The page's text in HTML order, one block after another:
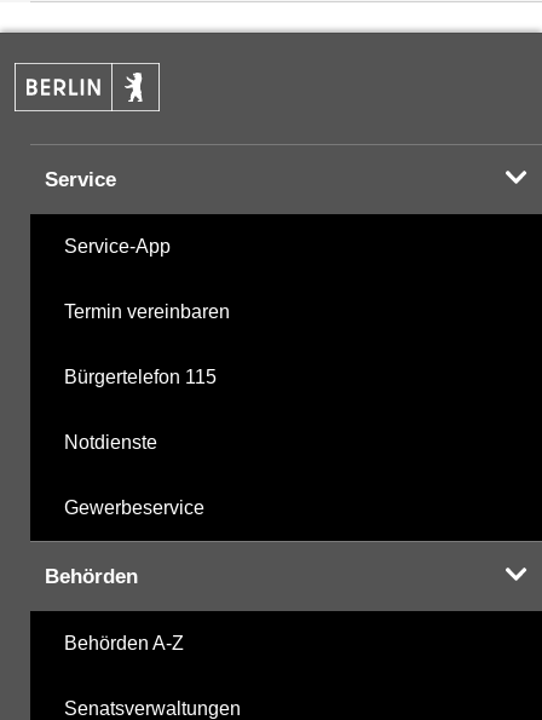
−
Service
Service-App
Termin vereinbaren
Bürgertelefon 115
Notdienste
Gewerbeservice
Behörden
Behörden A-Z
Senatsverwaltungen